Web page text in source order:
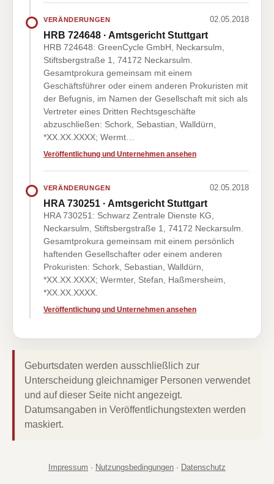
VERÄNDERUNGEN 02.05.2018
HRB 724648 · Amtsgericht Stuttgart
HRB 724648: GreenCycle GmbH, Neckarsulm,
Stiftsbergstraße 1, 74172 Neckarsulm.
Gesamtprokura gemeinsam mit einem
Geschäftsführer oder einem anderen Prokuristen mit
der Befugnis, im Namen der Gesellschaft mit sich als
Vertreter eines Dritten Rechtsgeschäfte
abzuschließen: Schork, Sebastian, Walldürn,
*XX.XX.XXXX; Wermt…
Veröffentlichung und Unternehmen ansehen
VERÄNDERUNGEN 02.05.2018
HRA 730251 · Amtsgericht Stuttgart
HRA 730251: Schwarz Zentrale Dienste KG,
Neckarsulm, Stiftsbergstraße 1, 74172 Neckarsulm.
Gesamtprokura gemeinsam mit einem persönlich
haftenden Gesellschafter oder einem anderen
Prokuristen: Schork, Sebastian, Walldürn,
*XX.XX.XXXX; Wermter, Stefan, Haßmersheim,
*XX.XX.XXXX.
Veröffentlichung und Unternehmen ansehen
Geburtsdaten werden ausschließlich zur
Unterscheidung gleichnamiger Personen verwendet
und auf dieser Seite nicht angezeigt.
Datumsangaben in Veröffentlichungstexten werden
maskiert.
Impressum · Nutzungsbedingungen · Datenschutz